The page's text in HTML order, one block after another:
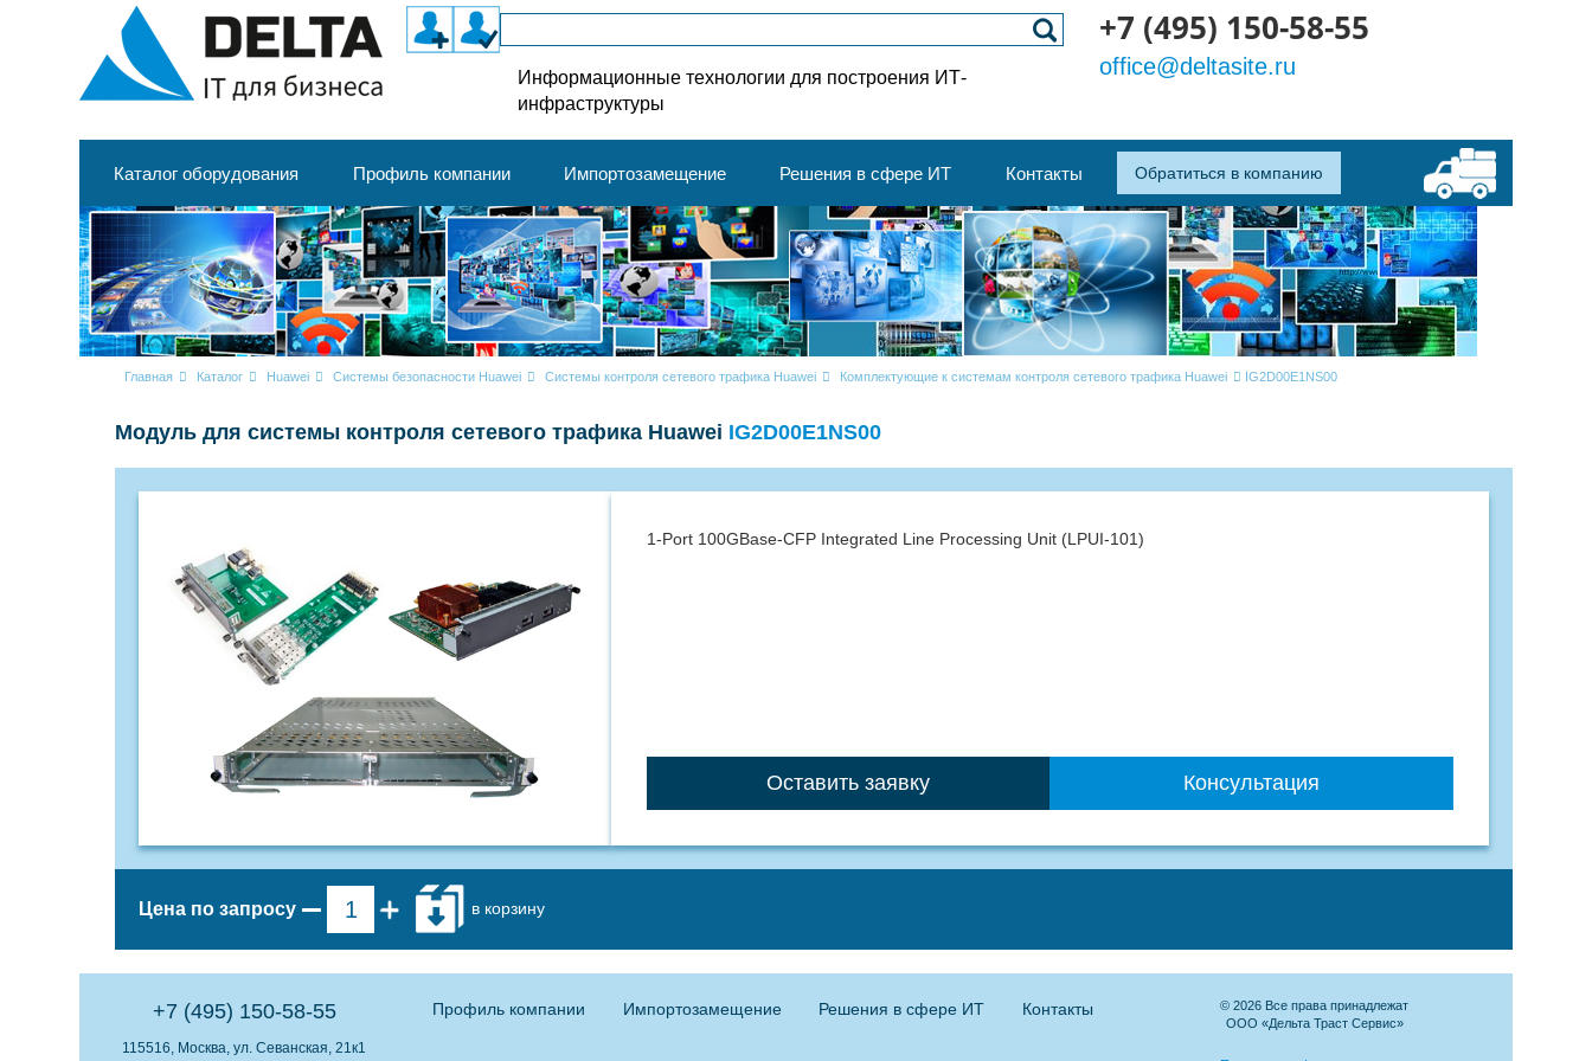
Информационные технологии для построения ИТ-
инфраструктуры
+7 (495) 150-58-55
office@deltasite.ru
Каталог оборудования Профиль компании Импортозамещение Решения в сфере ИТ Контакты Обратиться в компанию
Главная Каталог Huawei Системы безопасности Huawei Системы контроля сетевого трафика Huawei Комплектующие к системам контроля сетевого трафика Huawei IG2D00E1NS00
Модуль для системы контроля сетевого трафика Huawei IG2D00E1NS00
1-Port 100GBase-CFP Integrated Line Processing Unit (LPUI-101)
Оставить заявку Консультация
Цена по запросу в корзину
+7 (495) 150-58-55
115516, Москва, ул. Севанская, 21к1
Профиль компании Импортозамещение Решения в сфере ИТ Контакты
© 2026 Все права принадлежат
ООО «Дельта Траст Сервис»